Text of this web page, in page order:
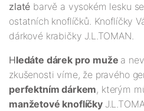
zlaté barvě a vysokém lesku
ostatních knoflíčků. Knoflíčky
dárkové krabičky J.L.TOMAN.
Hledáte dárek pro muže a
zkušenosti víme, že pravého
perfektním dárkem, kterým
manžetové knoflíčky